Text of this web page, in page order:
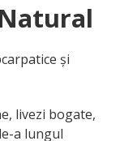
și
livezi bogate,
a lungul